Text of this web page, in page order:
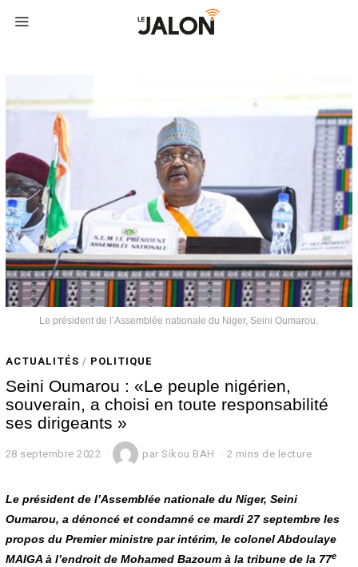
Le président de l’Assemblée nationale du Niger, Seini Oumarou.
ACTUALITÉS / POLITIQUE
Seini Oumarou : «Le peuple nigérien,
souverain, a choisi en toute responsabilité
ses dirigeants »
28 septembre 2022
e
t
e
m
parSikou BAH 2 mins de lecture
Le président de l’Assemblée nationale du Niger, Seini
Oumarou, a dénoncé et condamné ce mardi 27 septembre les
propos du Premier ministre par intérim, le colonel Abdoulaye
MAIGA à l’endroit de Mohamed Bazoum à la tribune de la 77e